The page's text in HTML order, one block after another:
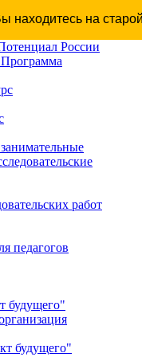
находитесь на
России
Программа
работ
педагогов
будущего"
будущего"